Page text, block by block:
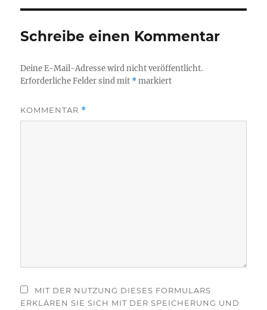
Schreibe einen Kommentar
Deine E-Mail-Adresse wird nicht veröffentlicht.
Erforderliche Felder sind mit *markiert
KOMMENTAR *
MIT DER NUTZUNG DIESES FORMULARS
ERKLÄREN SIE SICH MIT DER SPEICHERUNG UND